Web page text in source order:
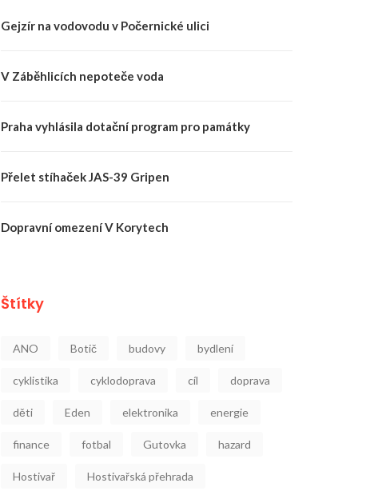
Gejzír na vodovodu v Počernické ulici
V Záběhlicích nepoteče voda
Praha vyhlásila dotační program pro památky
Přelet stíhaček JAS-39 Gripen
Dopravní omezení V Korytech
Štítky
ANO Botič budovy bydlení
cyklistika cyklodoprava cíl doprava
děti Eden elektronika energie
finance fotbal Gutovka hazard
Hostivař Hostivařská přehrada